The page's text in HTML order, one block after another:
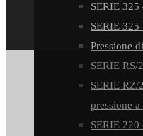
SERIE 325
SERIE
Pressione
SERIE
SERIE RZ/
pressione a
SERIE